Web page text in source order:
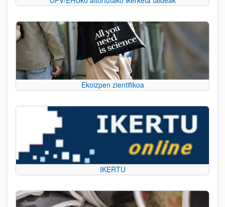
Ekoizpen zientifikoa
IKERTU